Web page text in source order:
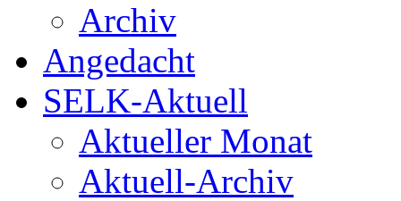
Archiv
Angedacht
SELK-Aktuell
Aktueller Monat
Aktuell-Archiv